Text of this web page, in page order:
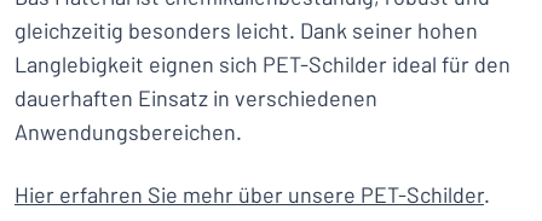
gleichzeitig besonders leicht. Dank seiner hohen
Langlebigkeit eignen sich PET-Schilder ideal für den
dauerhaften Einsatz in verschiedenen
Anwendungsbereichen.
Hier erfahren Sie mehr über unsere PET-Schilder.